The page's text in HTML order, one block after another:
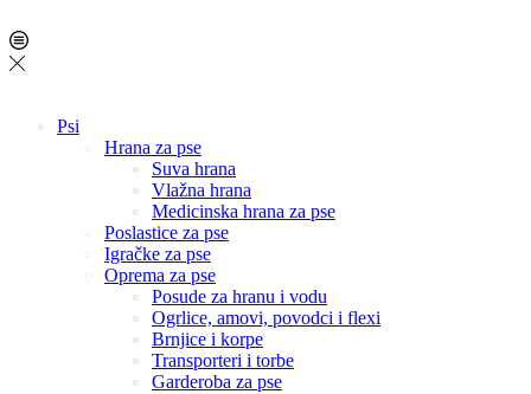
Psi
Hrana za pse
Suva hrana
Vlažna hrana
Medicinska hrana za pse
Poslastice za pse
Igračke za pse
Oprema za pse
Posude za hranu i vodu
Ogrlice, amovi, povodci i flexi
Brnjice i korpe
Transporteri i torbe
Garderoba za pse